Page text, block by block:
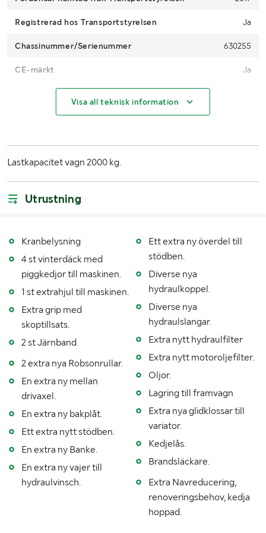
Registrerad hos Transportstyrelsen Ja
Chassinummer/Serienummer 630255
CE-märkt Ja
Motoreffekt (kW/hk) 15 kW / 20 hp
Växellåda
Däckmodell
Skotare: ITP MUD LITE X T R. Vagn: Carliste Trac
Däckdimensioner Skotare: 27x11.00 R14. Vagn 25x8.50-14SS
Kran
Övrig information om kranen Kapacitet på kran 300 kg.
Fordonsstatus Påställd
Senaste godkända besiktning
Importerad
MÅTT OCH VIKT:
Tjänstevikt (kg)
Totalvikt (kg)
210
Visa all teknisk information
Lastkapacitet vagn 2000 kg.
Utrustning
Kranbelysning
4 st vinterdäck med
piggkedjor till maskinen.
1 st extrahjul till maskinen.
Extra grip med
skoptillsats.
2 st Järnband
2 extra nya Robsonrullar.
En extra ny mellan
drivaxel.
En extra ny bakplåt.
Ett extra nytt stödben.
En extra ny Banke.
En extra ny vajer till
hydraulvinsch.
Ett extra ny överdel till
stödben.
Diverse nya
hydraulkoppel.
Diverse nya
hydraulslangar.
Extra nytt hydraulfilter
Extra nytt motoroljefilter.
Oljor.
Lagring till framvagn
Extra nya glidklossar till
variator.
Kedjelås.
Brandsläckare.
Extra Navreducering,
renoveringsbehov, kedja
hoppad.